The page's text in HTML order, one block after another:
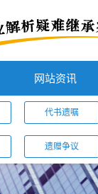
网站资讯
代书遗嘱
遗赠争议